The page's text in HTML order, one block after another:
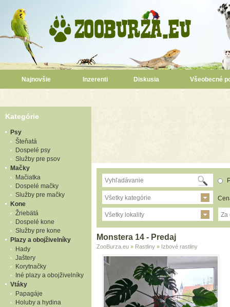
Najnovšie Inzerenti Diskusia Všeobecné
Kategórie
Psy
Šteňatá
Dospelé psy
Služby pre psov
Mačky
Mačiatka
Dospelé mačky
Služby pre mačky
Kone
Žriebätá
Dospelé kone
Služby pre kone
Plazy a obojživelníky
Hady
Jaštery
Korytnačky
Iné plazy a obojživelníky
Vtáky
Papagáje
Holuby a hydina
Všetky kategórie
Všetky lokality Za
Monstera 14 - Predaj
ZooBurza.eu » Rastliny » Izbové rastliny